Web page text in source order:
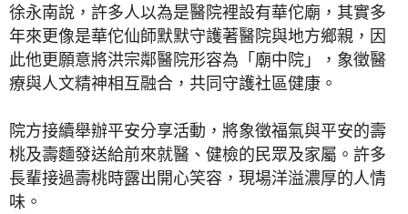
徐永南說，許多人以為是醫院裡設有華佗廟，其實多
年來更像是華佗仙師默默守護著醫院與地方鄉親，因
此他更願意將洪宗鄰醫院形容為「廟中院」，象徵醫
療與人文精神相互融合，共同守護社區健康。
院方接續舉辦平安分享活動，將象徵福氣與平安的壽
桃及壽麵發送給前來就醫、健檢的民眾及家屬。許多
長輩接過壽桃時露出開心笑容，現場洋溢濃厚的人情
味。